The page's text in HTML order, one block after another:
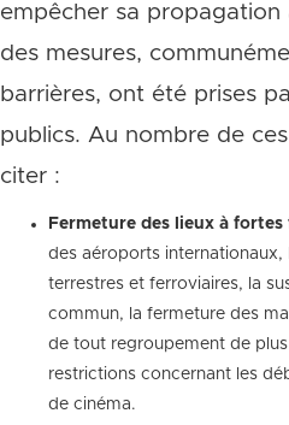
empêcher sa propagation
des mesures,
barrières, ont été prises
publics. Au nombre de
citer :
Fermeture des lieux à
des aéroports
terrestres et ferroviaires, la
commun, la fermeture des
de tout regroupement de
restrictions concernant les
de cinéma.